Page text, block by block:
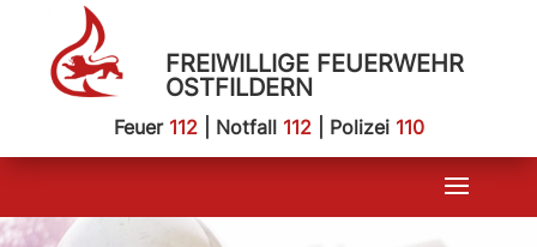
FREIWILLIGE FEUERWEHR
OSTFILDERN
Feuer 112| Notfall 112| Polizei 110